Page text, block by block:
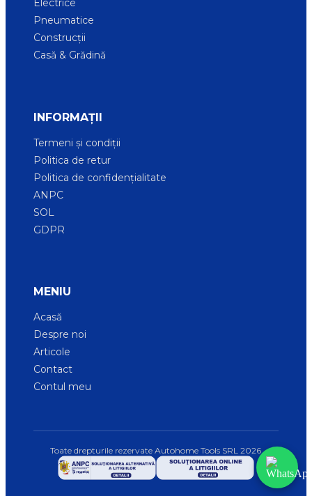
Electrice
Pneumatice
Construcții
Casă & Grădină
INFORMAȚII
Termeni și condiții
Politica de retur
Politica de confidențialitate
ANPC
SOL
GDPR
MENIU
Acasă
Despre noi
Articole
Contact
Contul meu
Toate drepturile rezervate Autohome Tools SRL2026